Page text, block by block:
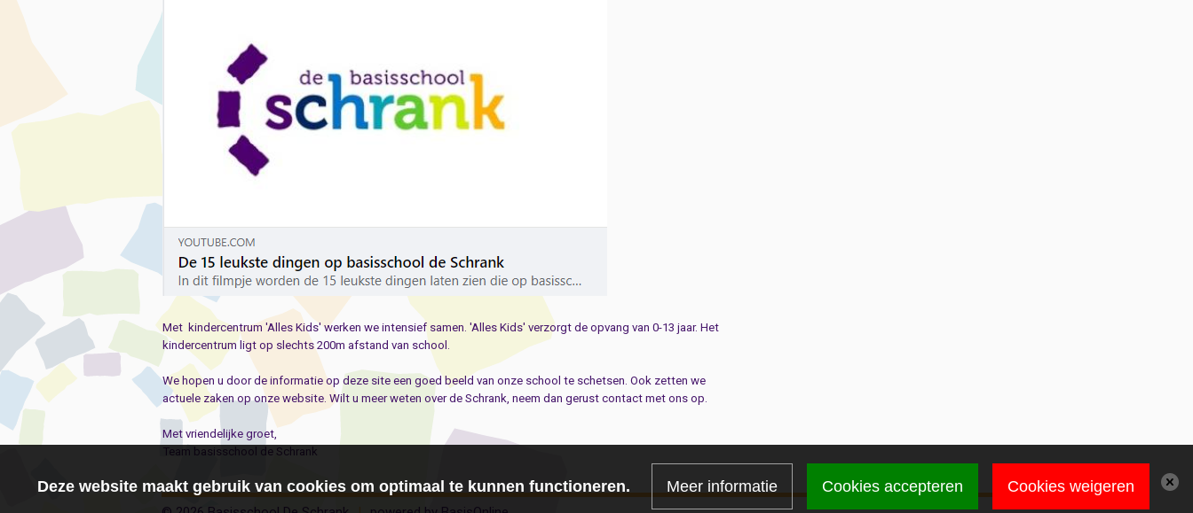
Met kindercentrum 'Alles Kids' werken we intensief samen. 'Alles Kids' verzorgt de opvang van 0-13 jaar. Het
kindercentrum ligt op slechts 200m afstand van school.
We hopen u door de informatie op deze site een goed beeld van onze school te schetsen. Ook zetten we
actuele zaken op onze website. Wilt u meer weten over de Schrank, neem dan gerust contact met ons op.
Met vriendelijke groet,
Team basisschool de Schrank
Deze website maakt gebruik van cookies om optimaal te kunnen functioneren. Meer informatie Cookies accepteren Cookies weigeren